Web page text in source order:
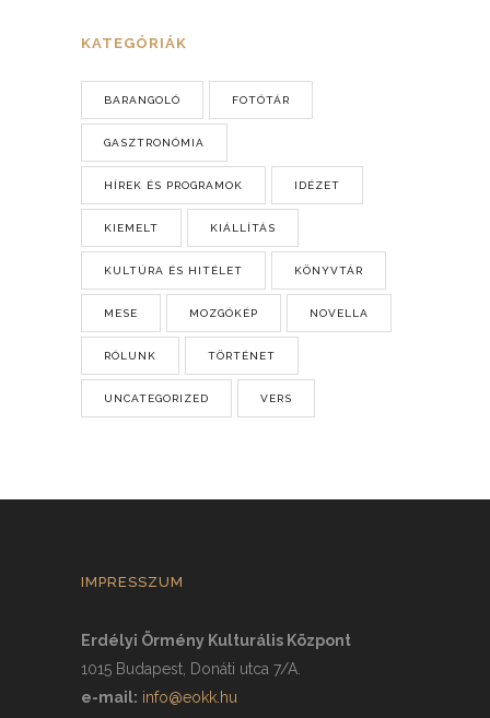
KATEGÓRIÁK
BARANGOLÓ FOTÓTÁR
GASZTRONÓMIA
HÍREK ÉS PROGRAMOK IDÉZET
KIEMELT KIÁLLÍTÁS
KULTÚRA ÉS HITÉLET KÖNYVTÁR
MESE MOZGÓKÉP NOVELLA
RÓLUNK TÖRTÉNET
UNCATEGORIZED VERS
IMPRESSZUM
Erdélyi Örmény Kulturális Központ
1015 Budapest, Donáti utca 7/A.
e-mail: info@eokk.hu